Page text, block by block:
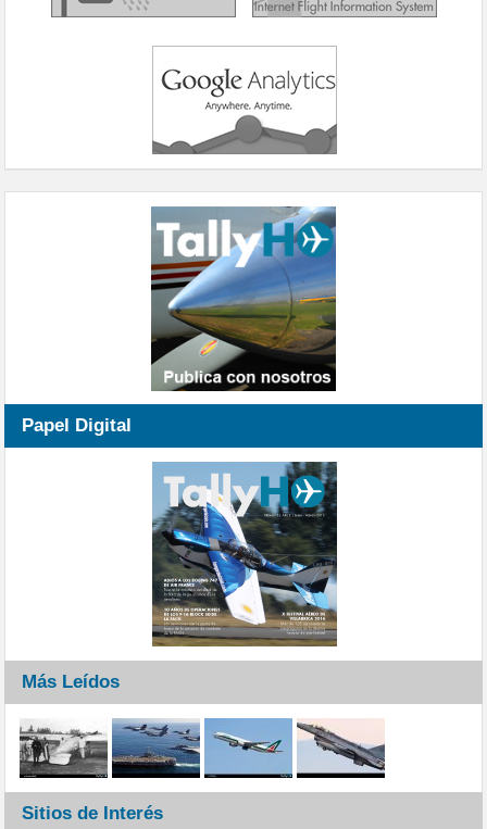
Papel Digital
Más Leídos
Sitios de Interés